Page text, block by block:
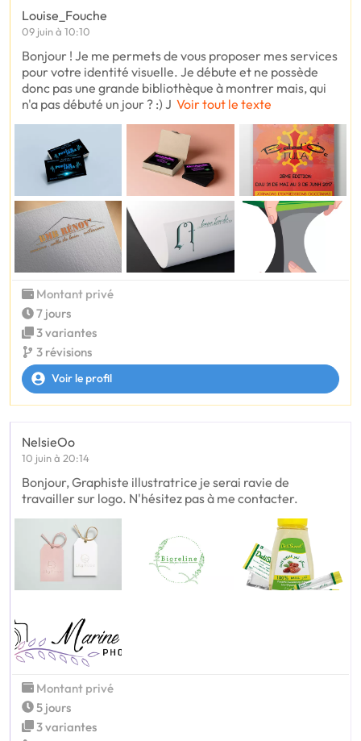
Louise_Fouche
09 juin à 10:10
Bonjour ! Je me permets de vous proposer mes services
pour votre identité visuelle. Je débute et ne possède
donc pas une grande bibliothèque à montrer mais, qui
n'a pas débuté un jour ? :) J Voir tout le texte
Montant privé
7 jours
3 variantes
3 révisions
Voir le profil
NelsieOo
10 juin à 20:14
Bonjour, Graphiste illustratrice je serai ravie de
travailler sur logo. N'hésitez pas à me contacter.
Montant privé
5 jours
3 variantes